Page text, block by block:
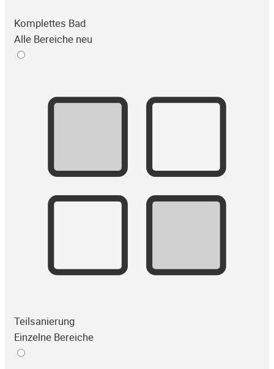
Komplettes Bad
Alle Bereiche neu
Teilsanierung
Einzelne Bereiche